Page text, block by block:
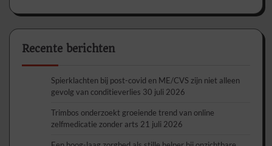
Recente berichten
Spierklachten bij post-covid en ME/CVS zijn niet alleen
gevolg van conditieverlies 30 juli 2026
Trimbos onderzoekt groeiende trend van online
zelfmedicatie zonder arts 21 juli 2026